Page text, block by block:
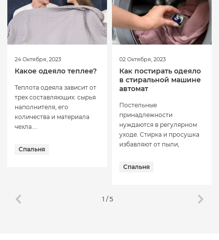
24 Октября, 2023
Какое одеяло теплее?
Теплота одеяла зависит от
трех составляющих: сырья
наполнителя, его
количества и материала
чехла....
Спальня
02 Октября, 2023
Как постирать одеяло
в стиральной машине
автомат
Постельные
принадлежности
нуждаются в регулярном
уходе. Стирка и просушка
избавляют от пыли,
Спальня
1 /5